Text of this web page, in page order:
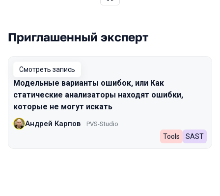
Выступления в сезоне 2024 Autumn
Приглашенный эксперт
Смотреть запись
Модельные варианты ошибок, или Как
статические анализаторы находят ошибки,
которые не могут искать
Андрей Карпов PVS-Studio
Tools SAST